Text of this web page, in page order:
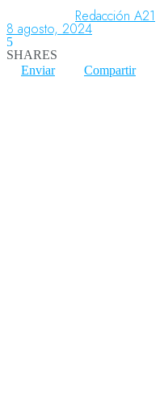
Aeronáutica
Aeropuertos
Redacción A21
8 agosto, 2024
5
SHARES
Enviar
Compartir